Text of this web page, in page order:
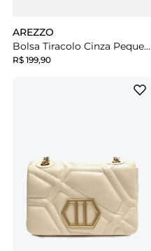
AREZZO
Bolsa Tiracolo Cinza Pequena Envelope
R$ 199,90